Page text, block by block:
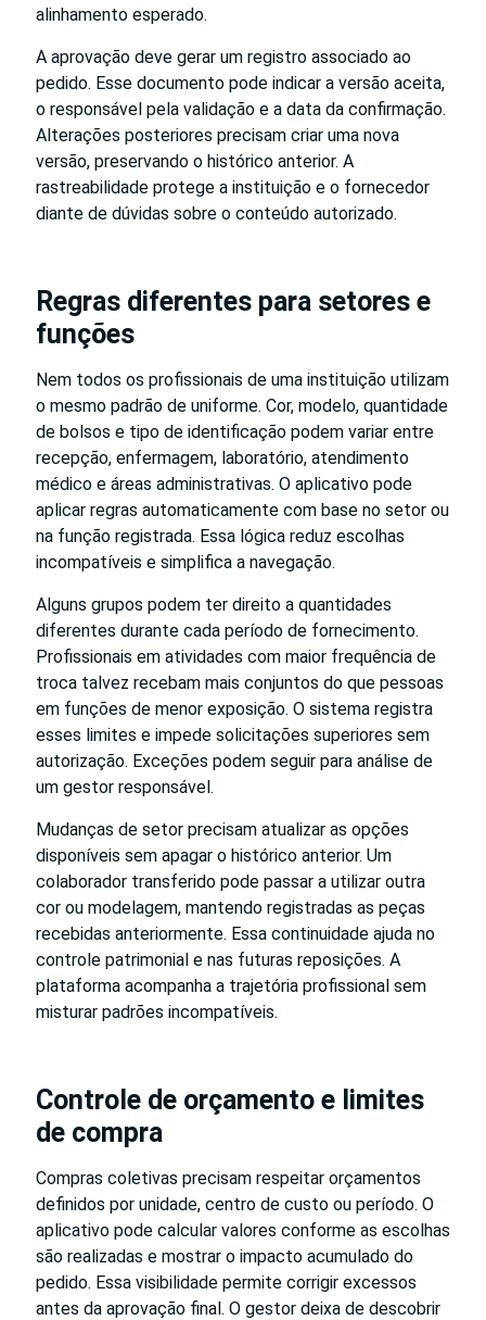
alinhamento esperado.
A aprovação deve gerar um registro associado ao
pedido. Esse documento pode indicar a versão aceita,
o responsável pela validação e a data da confirmação.
Alterações posteriores precisam criar uma nova
versão, preservando o histórico anterior. A
rastreabilidade protege a instituição e o fornecedor
diante de dúvidas sobre o conteúdo autorizado.
Regras diferentes para setores e
funções
Nem todos os profissionais de uma instituição utilizam
o mesmo padrão de uniforme. Cor, modelo, quantidade
de bolsos e tipo de identificação podem variar entre
recepção, enfermagem, laboratório, atendimento
médico e áreas administrativas. O aplicativo pode
aplicar regras automaticamente com base no setor ou
na função registrada. Essa lógica reduz escolhas
incompatíveis e simplifica a navegação.
Alguns grupos podem ter direito a quantidades
diferentes durante cada período de fornecimento.
Profissionais em atividades com maior frequência de
troca talvez recebam mais conjuntos do que pessoas
em funções de menor exposição. O sistema registra
esses limites e impede solicitações superiores sem
autorização. Exceções podem seguir para análise de
um gestor responsável.
Mudanças de setor precisam atualizar as opções
disponíveis sem apagar o histórico anterior. Um
colaborador transferido pode passar a utilizar outra
cor ou modelagem, mantendo registradas as peças
recebidas anteriormente. Essa continuidade ajuda no
controle patrimonial e nas futuras reposições. A
plataforma acompanha a trajetória profissional sem
misturar padrões incompatíveis.
Controle de orçamento e limites
de compra
Compras coletivas precisam respeitar orçamentos
definidos por unidade, centro de custo ou período. O
aplicativo pode calcular valores conforme as escolhas
são realizadas e mostrar o impacto acumulado do
pedido. Essa visibilidade permite corrigir excessos
antes da aprovação final. O gestor deixa de descobrir